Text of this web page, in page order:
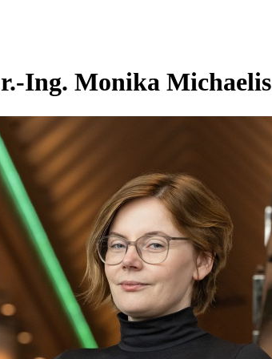
Ing. Monika Michaelis